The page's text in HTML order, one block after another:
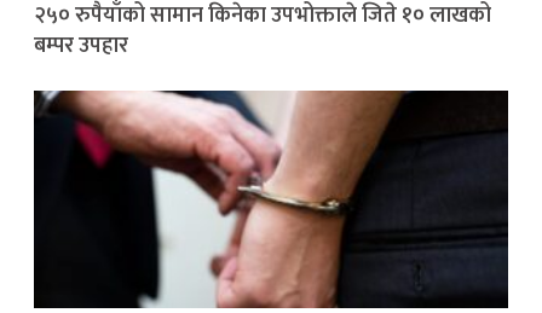
२५० रुपैयाँको सामान किनेका उपभोक्ताले जिते १० लाखको
बम्पर उपहार